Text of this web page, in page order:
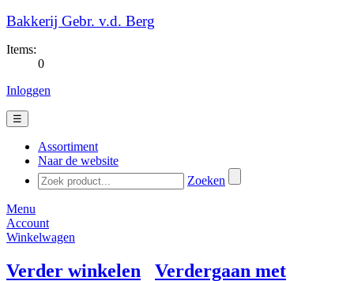
Bakkerij Gebr. v.d. Berg
Items:
0
Inloggen
☰
Assortiment
Naar de website
Zoeken
Menu
Account
Winkelwagen
Verder winkelen
Verdergaan met